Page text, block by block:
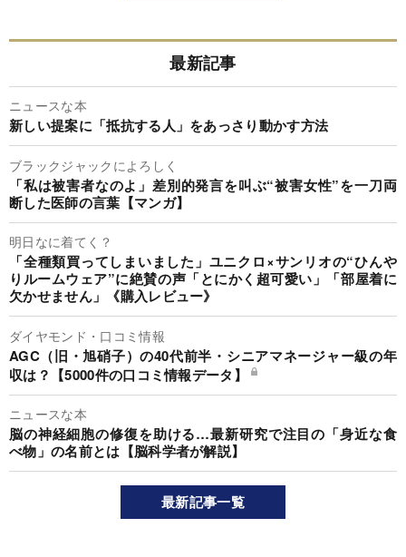
最新記事
ニュースな本
新しい提案に「抵抗する人」をあっさり動かす方法
ブラックジャックによろしく
「私は被害者なのよ」差別的発言を叫ぶ“被害女性”を一刀両
断した医師の言葉【マンガ】
明日なに着てく？
「全種類買ってしまいました」ユニクロ×サンリオの“ひんや
りルームウェア”に絶賛の声「とにかく超可愛い」「部屋着に
欠かせません」《購入レビュー》
ダイヤモンド・口コミ情報
AGC（旧・旭硝子）の40代前半・シニアマネージャー級の年
収は？【5000件の口コミ情報データ】
ニュースな本
脳の神経細胞の修復を助ける…最新研究で注目の「身近な食
べ物」の名前とは【脳科学者が解説】
最新記事一覧